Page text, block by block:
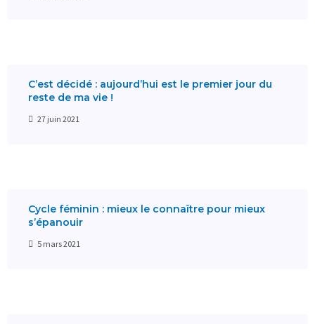
C’est décidé : aujourd’hui est le premier jour du
reste de ma vie !
27 juin 2021
Cycle féminin : mieux le connaître pour mieux
s’épanouir
5 mars 2021